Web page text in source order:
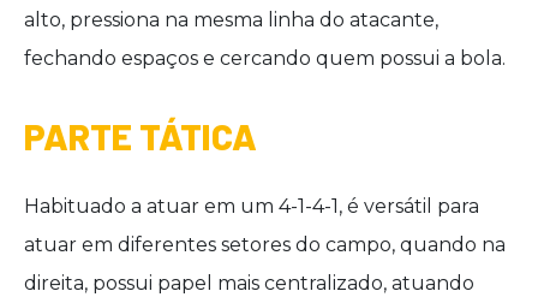
alto, pressiona na mesma linha do atacante,
fechando espaços e cercando quem possui a bola.
PARTE TÁTICA
Habituado a atuar em um 4-1-4-1, é versátil para
atuar em diferentes setores do campo, quando na
direita, possui papel mais centralizado, atuando